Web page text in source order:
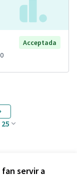
servir a
Acceptada
0
25